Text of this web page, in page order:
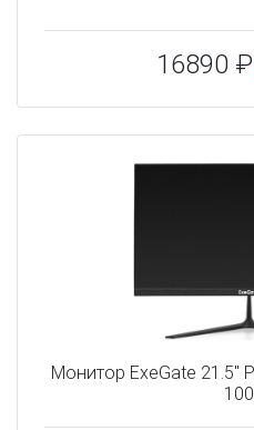
16890 ₽
Монитор ExeGate 21.5"